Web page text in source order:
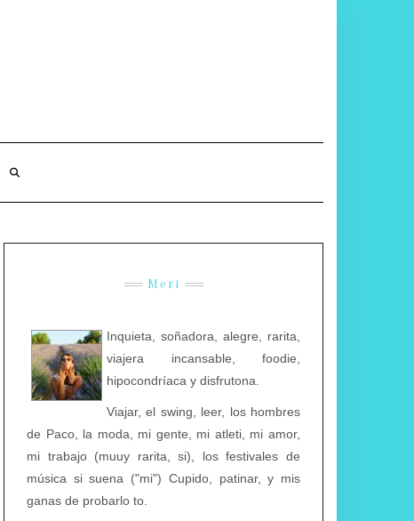
Meri
Inquieta, soñadora, alegre, rarita,
viajera incansable, foodie,
hipocondríaca y disfrutona.
Viajar, el swing, leer, los hombres
de Paco, la moda, mi gente, mi atleti, mi amor,
mi trabajo (muuy rarita, si), los festivales de
música si suena ("mi") Cupido, patinar, y mis
ganas de probarlo to.